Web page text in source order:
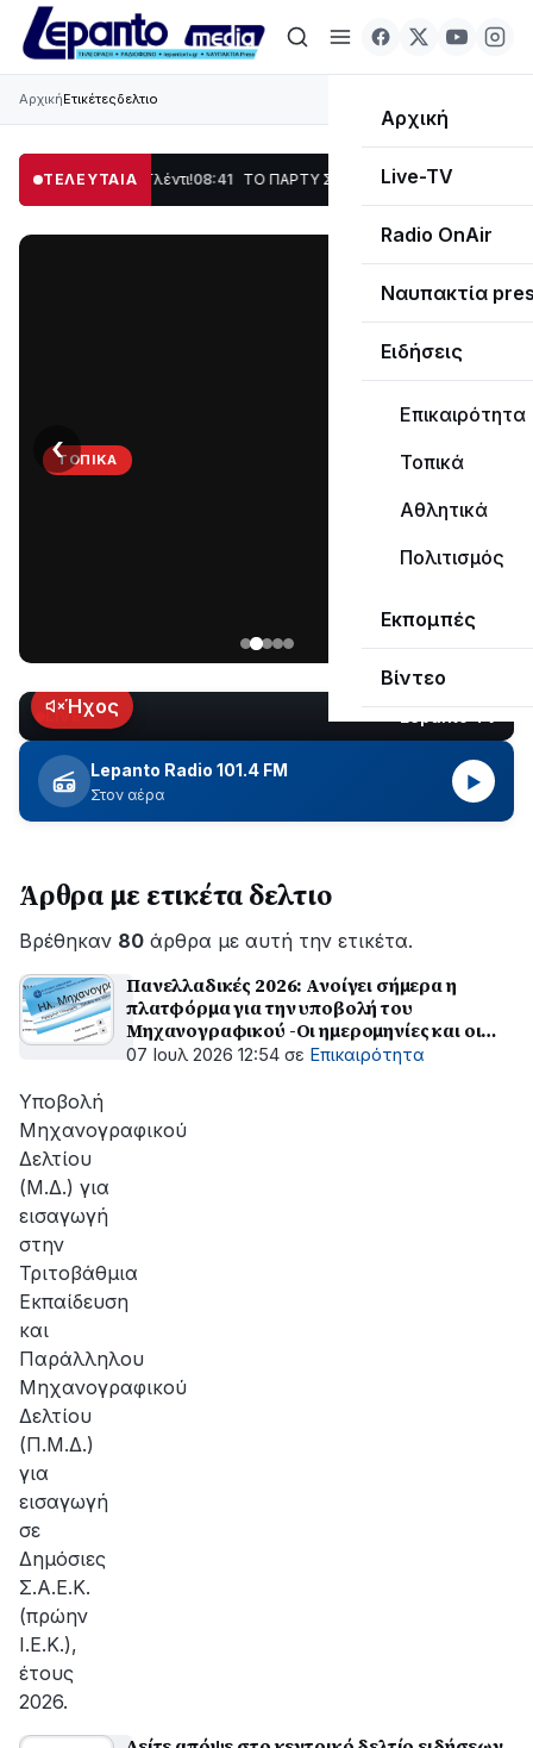
Αρχική
Live-TV
Radio OnAir
Ναυπακτία
Ειδήσεις
Επικαιρότητα
Τοπικά
Αθλητικά
Πολιτισμός
Εκπομπές
Βίντεο
ΑρχικήΕτικέτεςδελτιο
ΤΕΛΕΥΤΑΙΑ
Χορός & Γλέντι!08:41 ΤΟ ΠΑΡΤΥ ΣΥΝΕΧΙΖΕΤΑΙ… 19:47 Στο σκοτάδι
ΤΟΠΙΚΆ
Κωτσανά
για
τα
μεγάλα
έργα
‹
LIVEΉχος
Lepanto Radio 101.4 FM
Στον αέρα
▶
Άρθρα με ετικέτα δελτιο
Βρέθηκαν 80 άρθρα με αυτή την ετικέτα.
Πανελλαδικές 2026: Ανοίγει σήμερα η
πλατφόρμα για την υποβολή του
Μηχανογραφικού -Οι ημερομηνίες και οι
οδηγίες για τους υποψηφίους
07 Ιουλ 2026 12:54 σε Επικαιρότητα
Υποβολή
Μηχανογραφικού
Δελτίου
(Μ.Δ.) για
εισαγωγή
στην
Τριτοβάθμια
Εκπαίδευση
και
Παράλληλου
Μηχανογραφικού
Δελτίου
(Π.Μ.Δ.)
για
εισαγωγή
σε
Δημόσιες
Σ.Α.Ε.Κ.
(πρώην
Ι.Ε.Κ.),
έτους
2026.